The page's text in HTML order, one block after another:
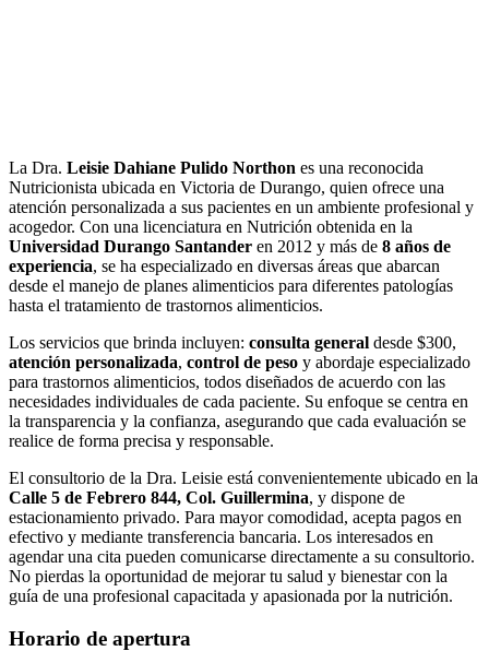
La Dra. Leisie Dahiane Pulido Northon es una reconocida
Nutricionista ubicada en Victoria de Durango, quien ofrece una
atención personalizada a sus pacientes en un ambiente profesional y
acogedor. Con una licenciatura en Nutrición obtenida en la
Universidad Durango Santander en 2012 y más de 8 años de
experiencia, se ha especializado en diversas áreas que abarcan
desde el manejo de planes alimenticios para diferentes patologías
hasta el tratamiento de trastornos alimenticios.
Los servicios que brinda incluyen: consulta general desde $300,
atención personalizada, control de peso y abordaje especializado
para trastornos alimenticios, todos diseñados de acuerdo con las
necesidades individuales de cada paciente. Su enfoque se centra en
la transparencia y la confianza, asegurando que cada evaluación se
realice de forma precisa y responsable.
El consultorio de la Dra. Leisie está convenientemente ubicado en la
Calle 5 de Febrero 844, Col. Guillermina, y dispone de
estacionamiento privado. Para mayor comodidad, acepta pagos en
efectivo y mediante transferencia bancaria. Los interesados en
agendar una cita pueden comunicarse directamente a su consultorio.
No pierdas la oportunidad de mejorar tu salud y bienestar con la
guía de una profesional capacitada y apasionada por la nutrición.
Horario de apertura